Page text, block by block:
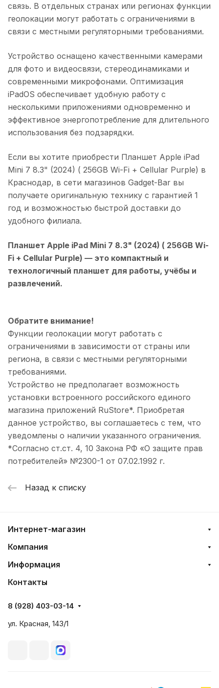
связь. В отдельных странах или регионах функции
геолокации могут работать с ограничениями в
связи с местными регуляторными требованиями.
Устройство оснащено качественными камерами
для фото и видеосвязи, стереодинамиками и
современными микрофонами. Оптимизация
iPadOS обеспечивает удобную работу с
несколькими приложениями одновременно и
эффективное энергопотребление для длительного
использования без подзарядки.
Если вы хотите приобрести Планшет Apple iPad
Mini 7 8.3" (2024) ( 256GB Wi-Fi + Cellular Purple) в
Краснодар, в сети магазинов Gadget-Bar вы
получаете оригинальную технику с гарантией 1
год и возможностью быстрой доставки до
удобного филиала.
Планшет Apple iPad Mini 7 8.3" (2024) ( 256GB Wi-
Fi + Cellular Purple) — это компактный и
технологичный планшет для работы, учёбы и
развлечений.
Обратите внимание!
Функции геолокации могут работать с
ограничениями в зависимости от страны или
региона, в связи с местными регуляторными
требованиями.
Устройство не предполагает возможность
установки встроенного российского единого
магазина приложений RuStore*. Приобретая
данное устройство, вы соглашаетесь с тем, что
уведомлены о наличии указанного ограничения.
*Согласно ст.ст. 4, 10 Закона РФ «О защите прав
потребителей» №2300-1 от 07.02.1992 г.
Назад к списку
Интернет-магазин
Компания
Информация
Контакты
8 (928) 403-03-14
ул. Красная, 143/1